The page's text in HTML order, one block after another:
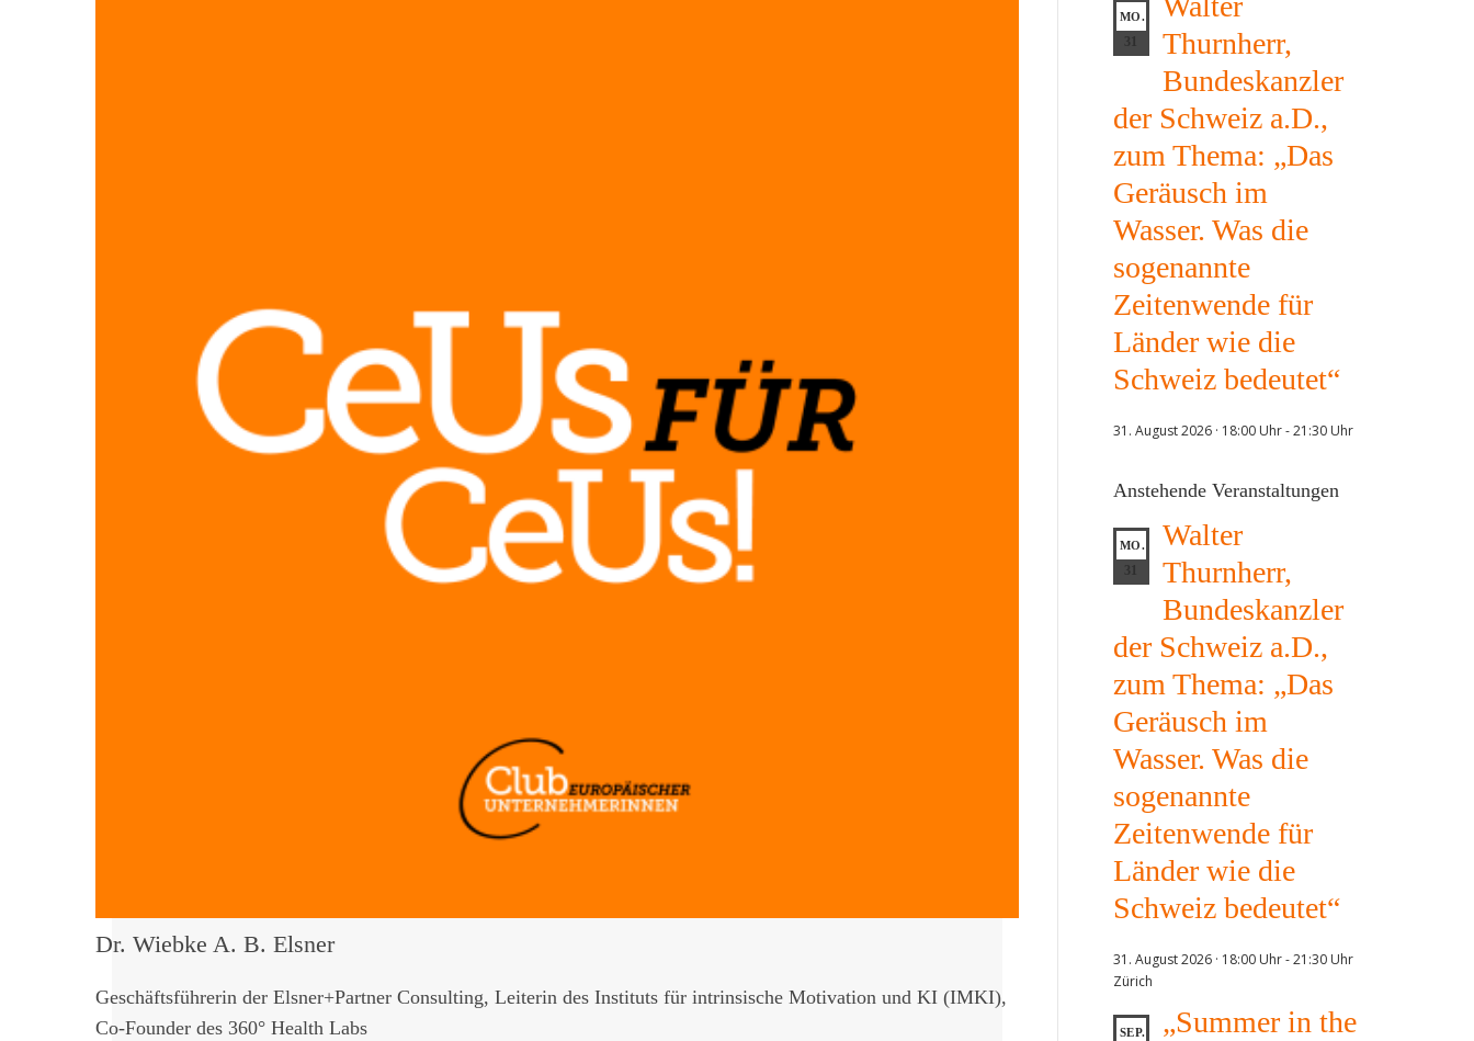
Dr. Wiebke A. B. Elsner
Geschäftsführerin der Elsner+Partner Consulting, Leiterin des Instituts für intrinsische Motivation und KI (IMKI),
Co-Founder des 360° Health Labs
MO.
Thurnherr,
Bundeskanzler
der Schweiz a.D.,
zum Thema: „Das
Geräusch im
Wasser. Was die
sogenannte
Zeitenwende für
Länder wie die
Schweiz bedeutet“
31. August 2026 · 18:00 Uhr-21:30 Uhr
Anstehende Veranstaltungen
MO.
Walter
Thurnherr,
Bundeskanzler
der Schweiz a.D.,
zum Thema: „Das
Geräusch im
Wasser. Was die
sogenannte
Zeitenwende für
Länder wie die
Schweiz bedeutet“
31. August 2026 · 18:00 Uhr-21:30 Uhr
Zürich
SEP.
„Summer in the